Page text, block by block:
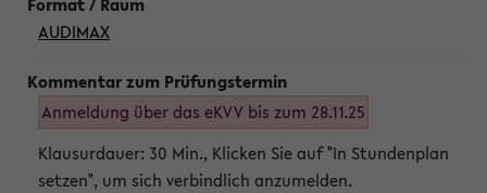
AUDIMAX
Anmeldung über das eKVV bis zum 28.11.25
Klausurdauer: 30 Min., Klicken Sie auf "In Stundenplan
setzen", um sich verbindlich anzumelden.